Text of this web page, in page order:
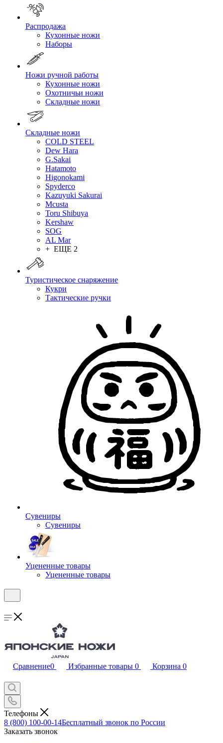
Распродажа
Кухонные ножи
Наборы
Ножи ручной работы
Кухонные ножи
Охотничьи ножи
Складные ножи
Складные ножи
COLD STEEL
Dew Hara
G.Sakai
Hatamoto
Higonokami
Spyderco
Kazuyuki Sakurai
Mcusta
Toru Shibuya
Kershaw
SOG
AL Mar
+ ЕЩЕ 2
Туристическое снаряжение
Кукри
Тактические ручки
Сувениры
Сувениры
Уцененные товары
Уцененные товары
Сравнение0 Избранные товары 0 Корзина 0
Телефоны
8 (800) 100-00-14Бесплатный звонок по России
Заказать звонок